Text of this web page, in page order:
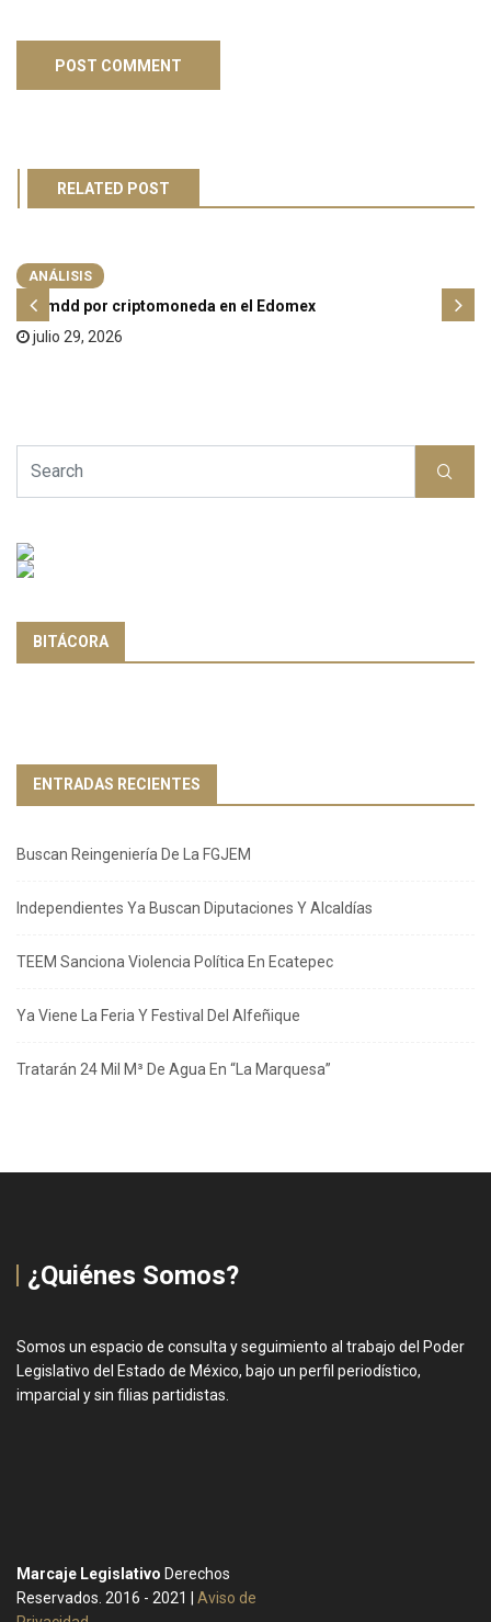
RELATED POST
ANÁLISIS
500 mdd por criptomoneda en el Edomex
julio 29, 2026
BITÁCORA
ENTRADAS RECIENTES
Buscan Reingeniería De La FGJEM
Independientes Ya Buscan Diputaciones Y Alcaldías
TEEM Sanciona Violencia Política En Ecatepec
Ya Viene La Feria Y Festival Del Alfeñique
Tratarán 24 Mil M³ De Agua En “La Marquesa”
¿Quiénes Somos?
Somos un espacio de consulta y seguimiento al trabajo del Poder
Legislativo del Estado de México, bajo un perfil periodístico,
imparcial y sin filias partidistas.
Marcaje Legislativo Derechos
Reservados. 2016 - 2021 | Aviso de